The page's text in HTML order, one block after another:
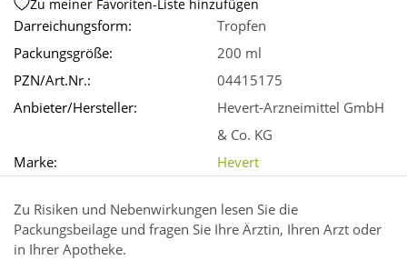
Zu meiner Favoriten-Liste hinzufügen
Darreichungsform:
Tropfen
Packungsgröße:
200 ml
PZN/Art.Nr.:
04415175
Anbieter/Hersteller:
Hevert-Arzneimittel GmbH
& Co. KG
Marke:
Hevert
Zu Risiken und Nebenwirkungen lesen Sie die
Packungsbeilage und fragen Sie Ihre Ärztin, Ihren Arzt oder
in Ihrer Apotheke.